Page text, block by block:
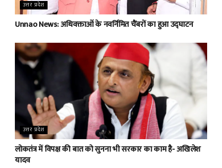
उत्तर प्रदेश
Unnao News: अधिवक्ताओं के नवर्निमित चैंबरों का हुआ उद्घाटन
उत्तर प्रदेश
लोकतंत्र में विपक्ष की बात को सुनना भी सरकार का काम है- अखिलेश
यादव